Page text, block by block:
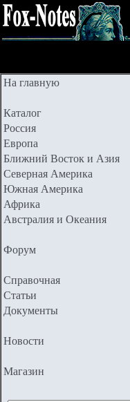
На главную
Каталог
Россия
Европа
Ближний Восток и Азия
Северная Америка
Южная Америка
Африка
Австралия и Океания
Форум
Справочная
Статьи
Документы
Новости
Магазин